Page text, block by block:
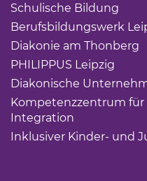
Schulische Bildung
Berufsbildungswerk
Diakonie am Thonberg
PHILIPPUS Leipzig
Diakonische
Kompetenzzentrum
Integration
Inklusiver Kinder- und